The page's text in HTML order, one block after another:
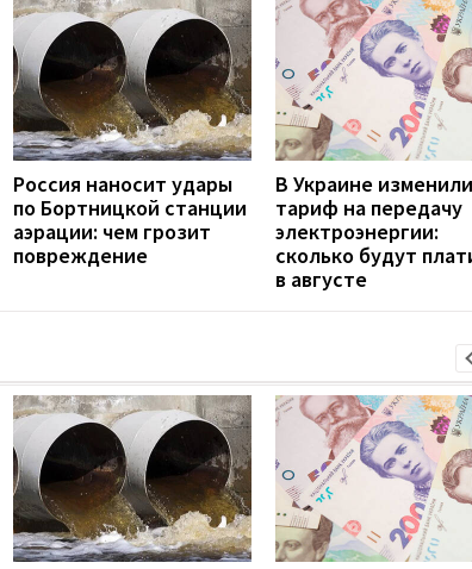
Россия наносит удары
по Бортницкой станции
аэрации: чем грозит
повреждение
В Украине изменили
тариф на передачу
электроэнергии:
сколько будут
в августе